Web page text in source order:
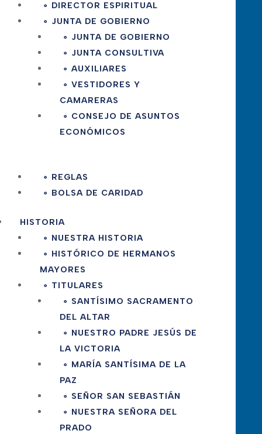
∘ DIRECTOR ESPIRITUAL
∘ JUNTA DE GOBIERNO
∘ JUNTA DE GOBIERNO
∘ JUNTA CONSULTIVA
∘ AUXILIARES
∘ VESTIDORES Y
CAMARERAS
∘ CONSEJO DE ASUNTOS
ECONÓMICOS
∘ REGLAS
∘ BOLSA DE CARIDAD
HISTORIA
∘ NUESTRA HISTORIA
∘ HISTÓRICO DE HERMANOS
MAYORES
∘ TITULARES
∘ SANTÍSIMO SACRAMENTO
DEL ALTAR
∘ NUESTRO PADRE JESÚS DE
LA VICTORIA
∘ MARÍA SANTÍSIMA DE LA
PAZ
∘ SEÑOR SAN SEBASTIÁN
∘ NUESTRA SEÑORA DEL
PRADO